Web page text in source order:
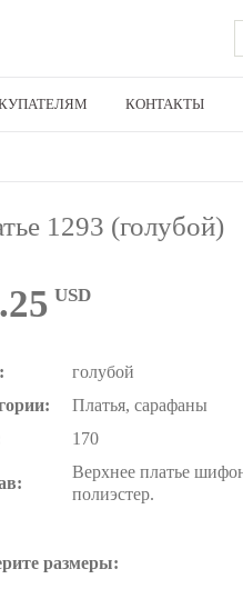
КОНТАКТЫ
1293 (голубой)
USD
голубой
Платья, сарафаны
170
Верхнее платье
полиэстер.
размеры: